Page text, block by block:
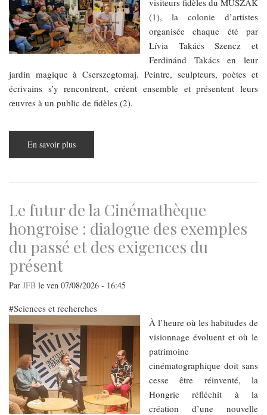
visiteurs fidèles du MŰSZAK
(1), la colonie d’artistes
organisée chaque été par
Lívia Takács Szencz et
Ferdinánd Takács en leur
jardin magique à Cserszegtomaj. Peintre, sculpteurs, poètes et
écrivains s’y rencontrent, créent ensemble et présentent leurs
œuvres à un public de fidèles (2).
En savoir plus
culture
toujours
Le futur de la Cinémathèque
hongroise : dialogue des exemples
du passé et des exigences du
présent
Par JFB le ven 07/08/2026 - 16:45
Sciences et recherches
À l’heure où les habitudes de
visionnage évoluent et où le
patrimoine
cinématographique doit sans
cesse être réinventé, la
Hongrie réfléchit à la
création d’une nouvelle